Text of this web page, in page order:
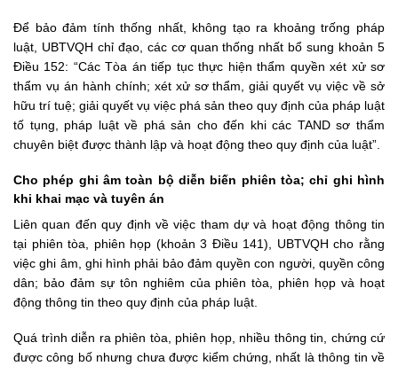
Để bảo đảm tính thống nhất, không tạo ra khoảng trống pháp
luật, UBTVQH chỉ đạo, các cơ quan thống nhất bổ sung khoản 5
Điều 152: “Các Tòa án tiếp tục thực hiện thẩm quyền xét xử sơ
thẩm vụ án hành chính; xét xử sơ thẩm, giải quyết vụ việc về sở
hữu trí tuệ; giải quyết vụ việc phá sản theo quy định của pháp luật
tố tụng, pháp luật về phá sản cho đến khi các TAND sơ thẩm
chuyên biệt được thành lập và hoạt động theo quy định của luật”.
Cho phép ghi âm toàn bộ diễn biến phiên tòa; chỉ ghi hình
khi khai mạc và tuyên án
Liên quan đến quy định về việc tham dự và hoạt động thông tin
tại phiên tòa, phiên họp (khoản 3 Điều 141), UBTVQH cho rằng
việc ghi âm, ghi hình phải bảo đảm quyền con người, quyền công
dân; bảo đảm sự tôn nghiêm của phiên tòa, phiên họp và hoạt
động thông tin theo quy định của pháp luật.
Quá trình diễn ra phiên tòa, phiên họp, nhiều thông tin, chứng cứ
được công bố nhưng chưa được kiểm chứng, nhất là thông tin về